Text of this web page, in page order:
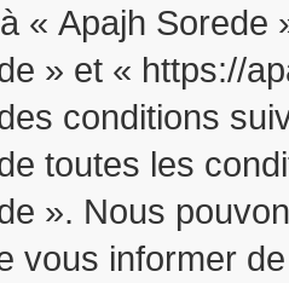
« Apajh
» et « https://
conditions
toutes les
». Nous
vous informer